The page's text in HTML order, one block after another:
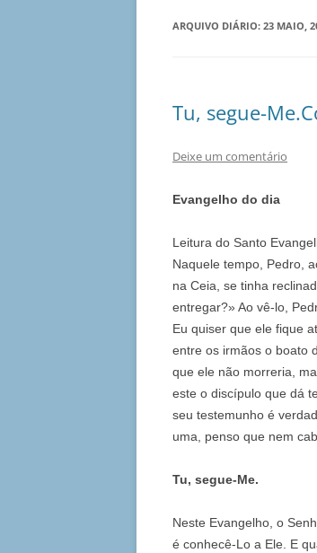
ARQUIVO DIÁRIO: 23 MAIO,
Tu, segue-
Deixe um comentário
Evangelho do dia
Leitura do Santo
Naquele tempo, Pedro,
na Ceia, se tinha
entregar?» Ao vê-lo,
Eu quiser que ele fique
entre os irmãos o boato
que ele não morreria,
este o discípulo que dá
seu testemunho é
uma, penso que nem
Tu, segue-Me.
Neste Evangelho, o
é conhecê-Lo a Ele. E